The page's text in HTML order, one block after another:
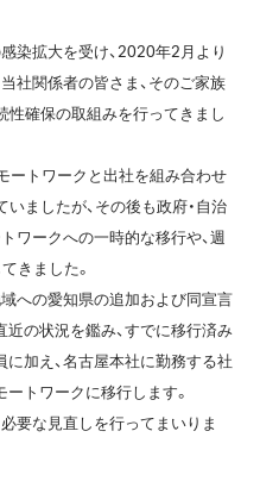
染拡大を受け、2020年2月より
社関係者の皆さま、そのご家族
性確保の取組みを行ってきまし
ートワークと出社を組み合わせ
いましたが、その後も政府・自治
ワークへの一時的な移行や、週
きました。
への愛知県の追加および同宣言
の状況を鑑み、すでに移行済み
加え、名古屋本社に勤務する社
トワークに移行します。
要な見直しを行ってまいりま